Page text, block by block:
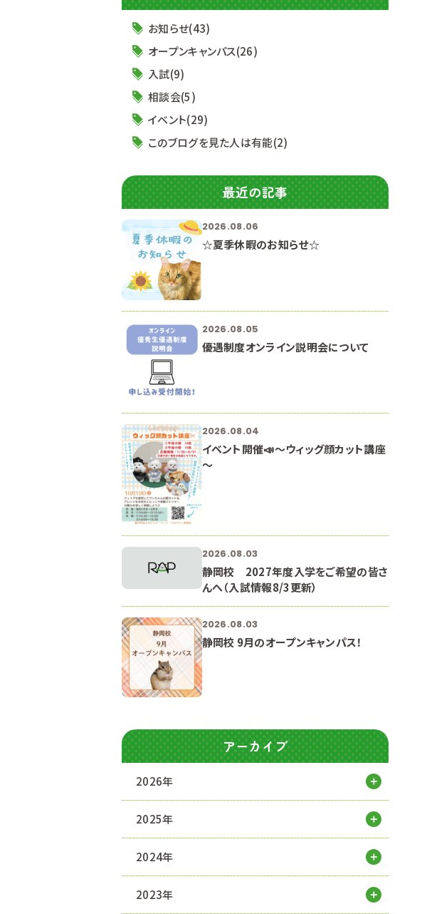
お知らせ(43)
オープンキャンパス(26)
入試(9)
相談会(5)
イベント(29)
このブログを見た人は有能(2)
最近の記事
2026.08.06
☆夏季休暇のお知らせ☆
2026.08.05
優遇制度オンライン説明会について
2026.08.04
イベント開催📣～ウィッグ顔カット講座
～
2026.08.03
静岡校 2027年度入学をご希望の皆さ
んへ（入試情報8/3更新）
2026.08.03
静岡校 9月のオープンキャンパス！
アーカイブ
2026年
2025年
2024年
2023年